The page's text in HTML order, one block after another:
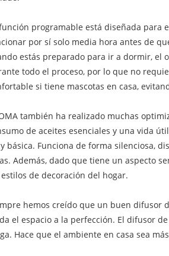
programable está diseñada para
por sí solo media hora antes de
estás preparado para ir a dormir, el
todo el proceso, por lo que no
si tiene mascotas en casa,
también ha realizado muchas
de aceites esenciales y una vida
básica. Funciona de forma silenciosa,
Además, dado que tiene un aspecto
de decoración del hogar.
hemos creído que un buen difusor
el espacio a la perfección. El difusor
Hace que el ambiente en casa sea